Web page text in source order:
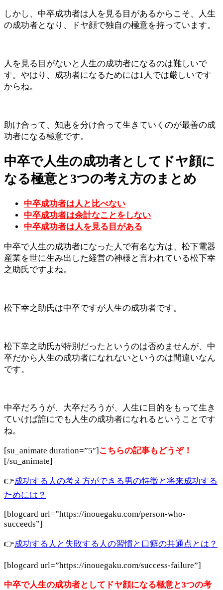
しかし、中卒成功者は人を見る目があるからこそ、人生
の成功者となり、ドヤ顔で独自の極意を持っています。
人を見る目がないと人生の成功者になるのは難しいで
す。やはり、成功者になるためには1人では厳しいです
からね。
助け合って、知恵を分け合って生きていくのが最善の成
功者になる極意です。
中卒で人生の成功者としてドヤ顔に
なる極意と3つの考え方のまとめ
中卒成功者は人と比べない
中卒成功者は余計なことをしない
中卒成功者は人を見る目がある
中卒で人生の成功者になった人で有名な方は、松下電器
産業を世に生み出した経営の神様と言われている松下幸
之助氏ですよね。
松下幸之助氏は中卒ですが人生の成功者です。
松下幸之助氏が特別だったというのは否めませんが、中
卒だから人生の成功者になれないというのは間違いなん
です。
中卒だろうが、大卒だろうが、人生に目的をもって生き
ていけば誰にでも人生の成功者になれるということです
ね。
[su_animate duration=”5″]こちらの記事もどうぞ！
[/su_animate]
👉成功する人の考え方ができる男の特徴と将来成功する
ためには？
[blogcard url=”https://inouegaku.com/person-who-
succeeds”]
👉成功する人と失敗する人の習慣と口癖の共通点とは？
[blogcard url=”https://inouegaku.com/success-failure”]
中卒で人生の成功者としてドヤ顔になる極意と3つの考